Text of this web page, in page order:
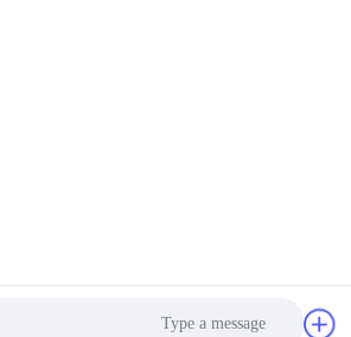
CO.,LTD . كل الحقوق محفوظة.